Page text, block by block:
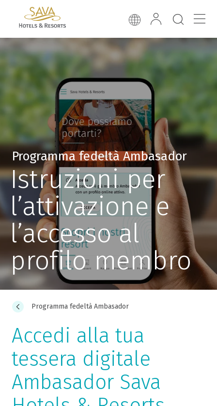
Programma fedeltà Ambasador
Istruzioni per
l’attivazione e
l’accesso al
profilo membro
Programma fedeltà Ambasador
Accedi alla tua
tessera digitale
Ambasador Sava